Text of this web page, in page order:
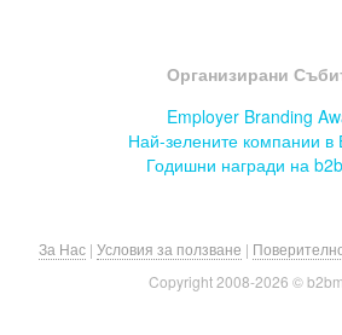
Организирани
Employer Branding
Най-зелените компании в
Годишни награди на
За Нас | Условия за ползване |
Copyright 2008-2026 ©